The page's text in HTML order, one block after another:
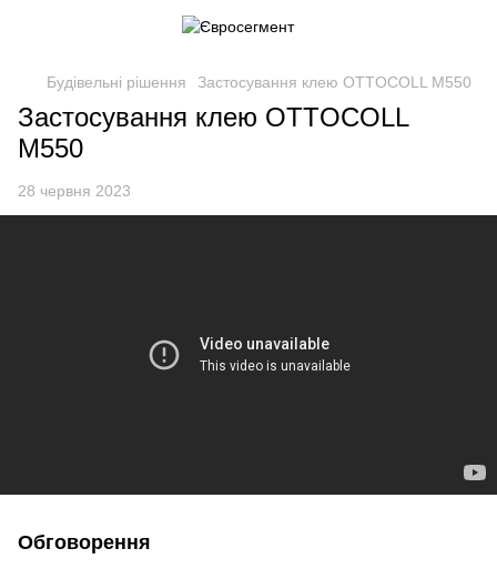
Будівельні рішення Застосування клею OTTOCOLL M550
Застосування клею OTTOCOLL
M550
28 червня 2023
Обговорення